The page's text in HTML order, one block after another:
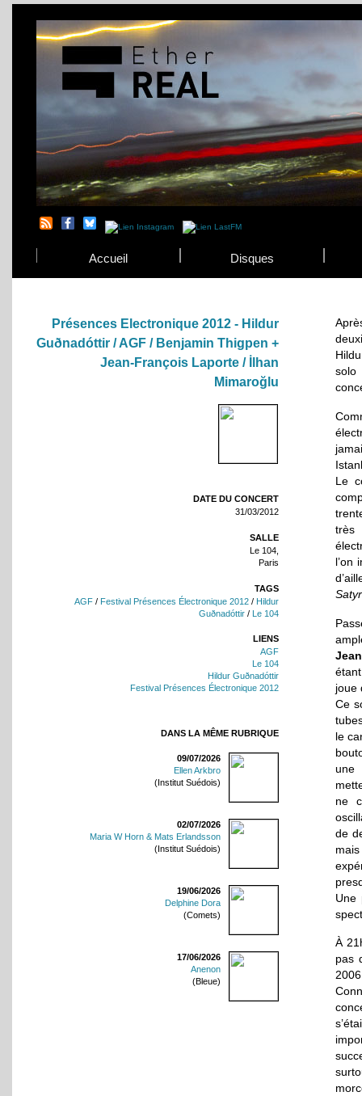
Accueil Disques
Présences Electronique 2012 - Hildur
Guðnadóttir / AGF / Benjamin Thigpen +
Jean-François Laporte / İlhan
Mimaroğlu
DATE DU CONCERT
31/03/2012
SALLE
Le 104,
Paris
TAGS
AGF / Festival Présences Électronique 2012 / Hildur
Guðnadóttir / Le 104
LIENS
AGF
Le 104
Hildur Guðnadóttir
Festival Présences Électronique 2012
DANS LA MÊME RUBRIQUE
09/07/2026
Ellen Arkbro
(Institut Suédois)
02/07/2026
Maria W Horn & Mats Erlandsson
(Institut Suédois)
19/06/2026
Delphine Dora
(Comets)
17/06/2026
Anenon
(Bleue)
Le
très
l’on
joue
Ce
le
une
ne
de
Une
À
pas